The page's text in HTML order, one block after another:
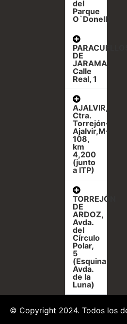
del
Parque
O`Donell)
PARACUELLOS
DE
JARAMA,
Calle
Real, 1
AJALVIR,
Ctra.
Torrejón-
Ajalvir,M-
108,
km
4,200
(junto
a ITP)
TORREJÓN
DE
ARDOZ,
Avda.
del
Círculo
Polar,
5
(Esquina
Avda.
de la
Luna)
© Copyright 2024. Todos los